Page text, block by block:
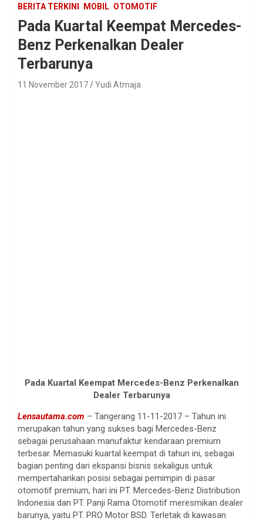
BERITA TERKINI MOBIL OTOMOTIF
Pada Kuartal Keempat Mercedes-
Benz Perkenalkan Dealer
Terbarunya
11 November 2017 Yudi Atmaja
Pada Kuartal Keempat Mercedes-Benz Perkenalkan
Dealer Terbarunya
Lensautama.com – Tangerang 11-11-2017 – Tahun ini
merupakan tahun yang sukses bagi Mercedes-Benz
sebagai perusahaan manufaktur kendaraan premium
terbesar. Memasuki kuartal keempat di tahun ini, sebagai
bagian penting dari ekspansi bisnis sekaligus untuk
mempertahankan posisi sebagai pemimpin di pasar
otomotif premium, hari ini PT. Mercedes-Benz Distribution
lndonesia dan PT. Panji Rama Otomotif meresmikan dealer
barunya, yaitu PT. PRO Motor BSD. Terletak di kawasan